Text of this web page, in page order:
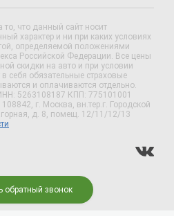
что данный сайт носит
характер и ни при каких условиях
определяемой положениями
Российской Федерации. Все цены
скидки на авто и при условии
себя обязательные страховые
и оплачиваются отдельно.
5263108187 КПП: 775101001
г. Москва, вн.тер.г. Городской
д. 8, помещ. 12/11/12/13
обратный звонок